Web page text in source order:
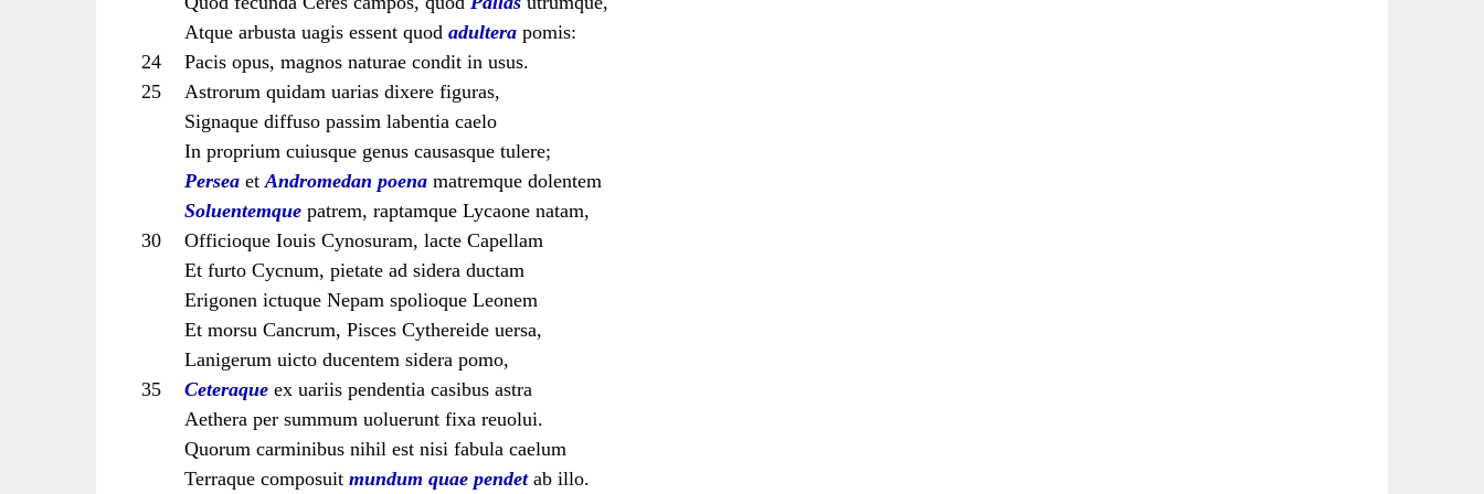
Atque arbusta uagis essent quod adultera pomis:
24
Pacis opus, magnos naturae condit in usus.
25
Astrorum quidam uarias dixere figuras,
Signaque diffuso passim labentia caelo
In proprium cuiusque genus causasque tulere;
Persea etAndromedan poena matremque dolentem
Soluentemque patrem, raptamque Lycaone natam,
30
Officioque Iouis Cynosuram, lacte Capellam
Et furto Cycnum, pietate ad sidera ductam
Erigonen ictuque Nepam spolioque Leonem
Et morsu Cancrum, Pisces Cythereide uersa,
Lanigerum uicto ducentem sidera pomo,
35
Ceteraque ex uariis pendentia casibus astra
Aethera per summum uoluerunt fixa reuolui.
Quorum carminibus nihil est nisi fabula caelum
Terraque composuit mundum quae pendetab illo.